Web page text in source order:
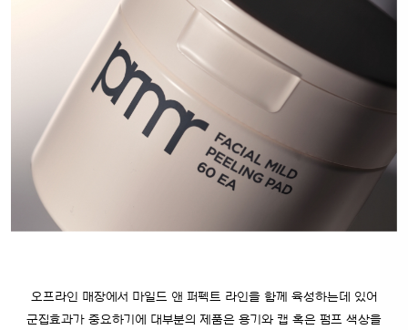
오프라인 매장에서 마일드 앤 퍼펙트 라인을 함께 육성하는데 있어
군집효과가 중요하기에 대부분의 제품은 용기와 캡 혹은 펌프 색상을